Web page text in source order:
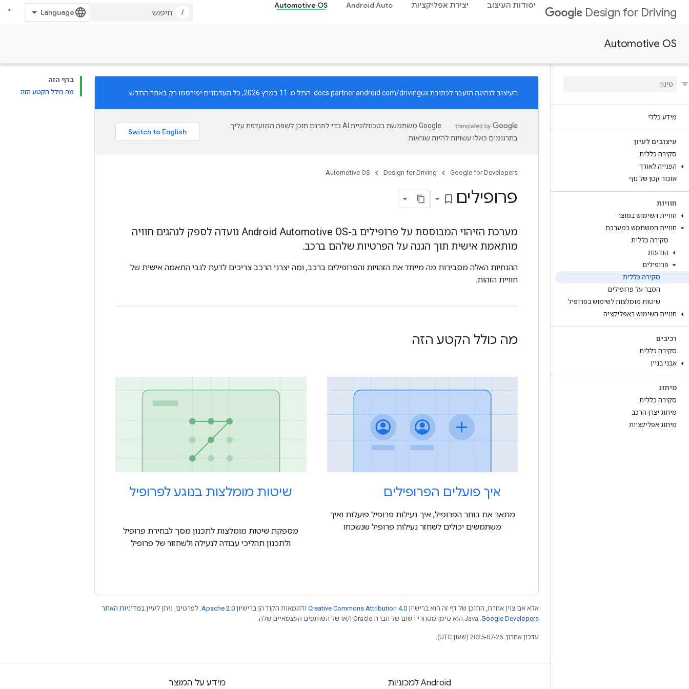
Design for Driving
יסודות העיצוב יצירת אפליקציות Android Auto
Automotive OS
/
Automotive OS
מידע כללי
עיצובים לעיון
סקירה כללית
הפנייה לאורך
אזכור קטן של נוף
חוויות
חוויית השימוש במוצר
חוויית המשתמש במערכת
סקירה כללית
הודעות
פרופילים
סקירה כללית
הסבר על פרופילים
שיטות מומלצות לשימוש בפרופיל
חוויית השימוש באפליקציה
רכיבים
סקירה כללית
אבני בניין
מיתוג
סקירה כללית
מיתוג יצרן הרכב
מיתוג אפליקציות
בדף הזה
מה כולל הקטע הזה
העיצוב לנהיגה הועבר לכתובתdocs.partner.android.com/drivingux . החל מ-11 במרץ 2026, כל העדכונים יפורסמו רק באתר החדש.
‫Google משתמשת בטכנולוגיית AI כדי לתרגם תוכן לשפה המועדפת עליך.
בתרגומים כאלו עשויות להיות שגיאות.
Google for Developers
Design for Driving
Automotive OS
פרופילים bookmark_border
מערכת הזיהוי המבוססת על פרופילים ב-Android Automotive OS נועדה לספק לנהגים חוויה
מותאמת אישית תוך הגנה על הפרטיות שלהם ברכב.
ההנחיות האלה מסבירות מה מייחד את הזהויות והפרופילים ברכב, ומה יצרני הרכב צריכים לדעת לגבי התאמה אישית של
חוויית הזהות.
מה כולל הקטע הזה
איך פועלים הפרופילים
מתאר את בוחר הפרופיל, איך נעילות פרופיל פועלות ואיך
משתמשים יכולים לשחזר נעילות פרופיל שנשכחו
שיטות מומלצות בנוגע לפרופיל
מספקת שיטות מומלצות לתכנון מסך לבחירת פרופיל
ולתכנון תהליכי עבודה לנעילה ולשחזור של פרופיל
אלא אם צוין אחרת, התוכן של דף זה הוא ברישיון Creative Commons Attribution 4.0 ודוגמאות הקוד הן ברישיון Apache 2.0. לפרטים, ניתן לעיין במדיניות האתר
Google Developers‏.‏ Java הוא סימן מסחרי רשום של חברת Oracle ו/או של השותפים העצמאיים שלה.
עדכון אחרון: 2025-07-25 (שעון UTC).
Android למכוניות מידע על המוצר